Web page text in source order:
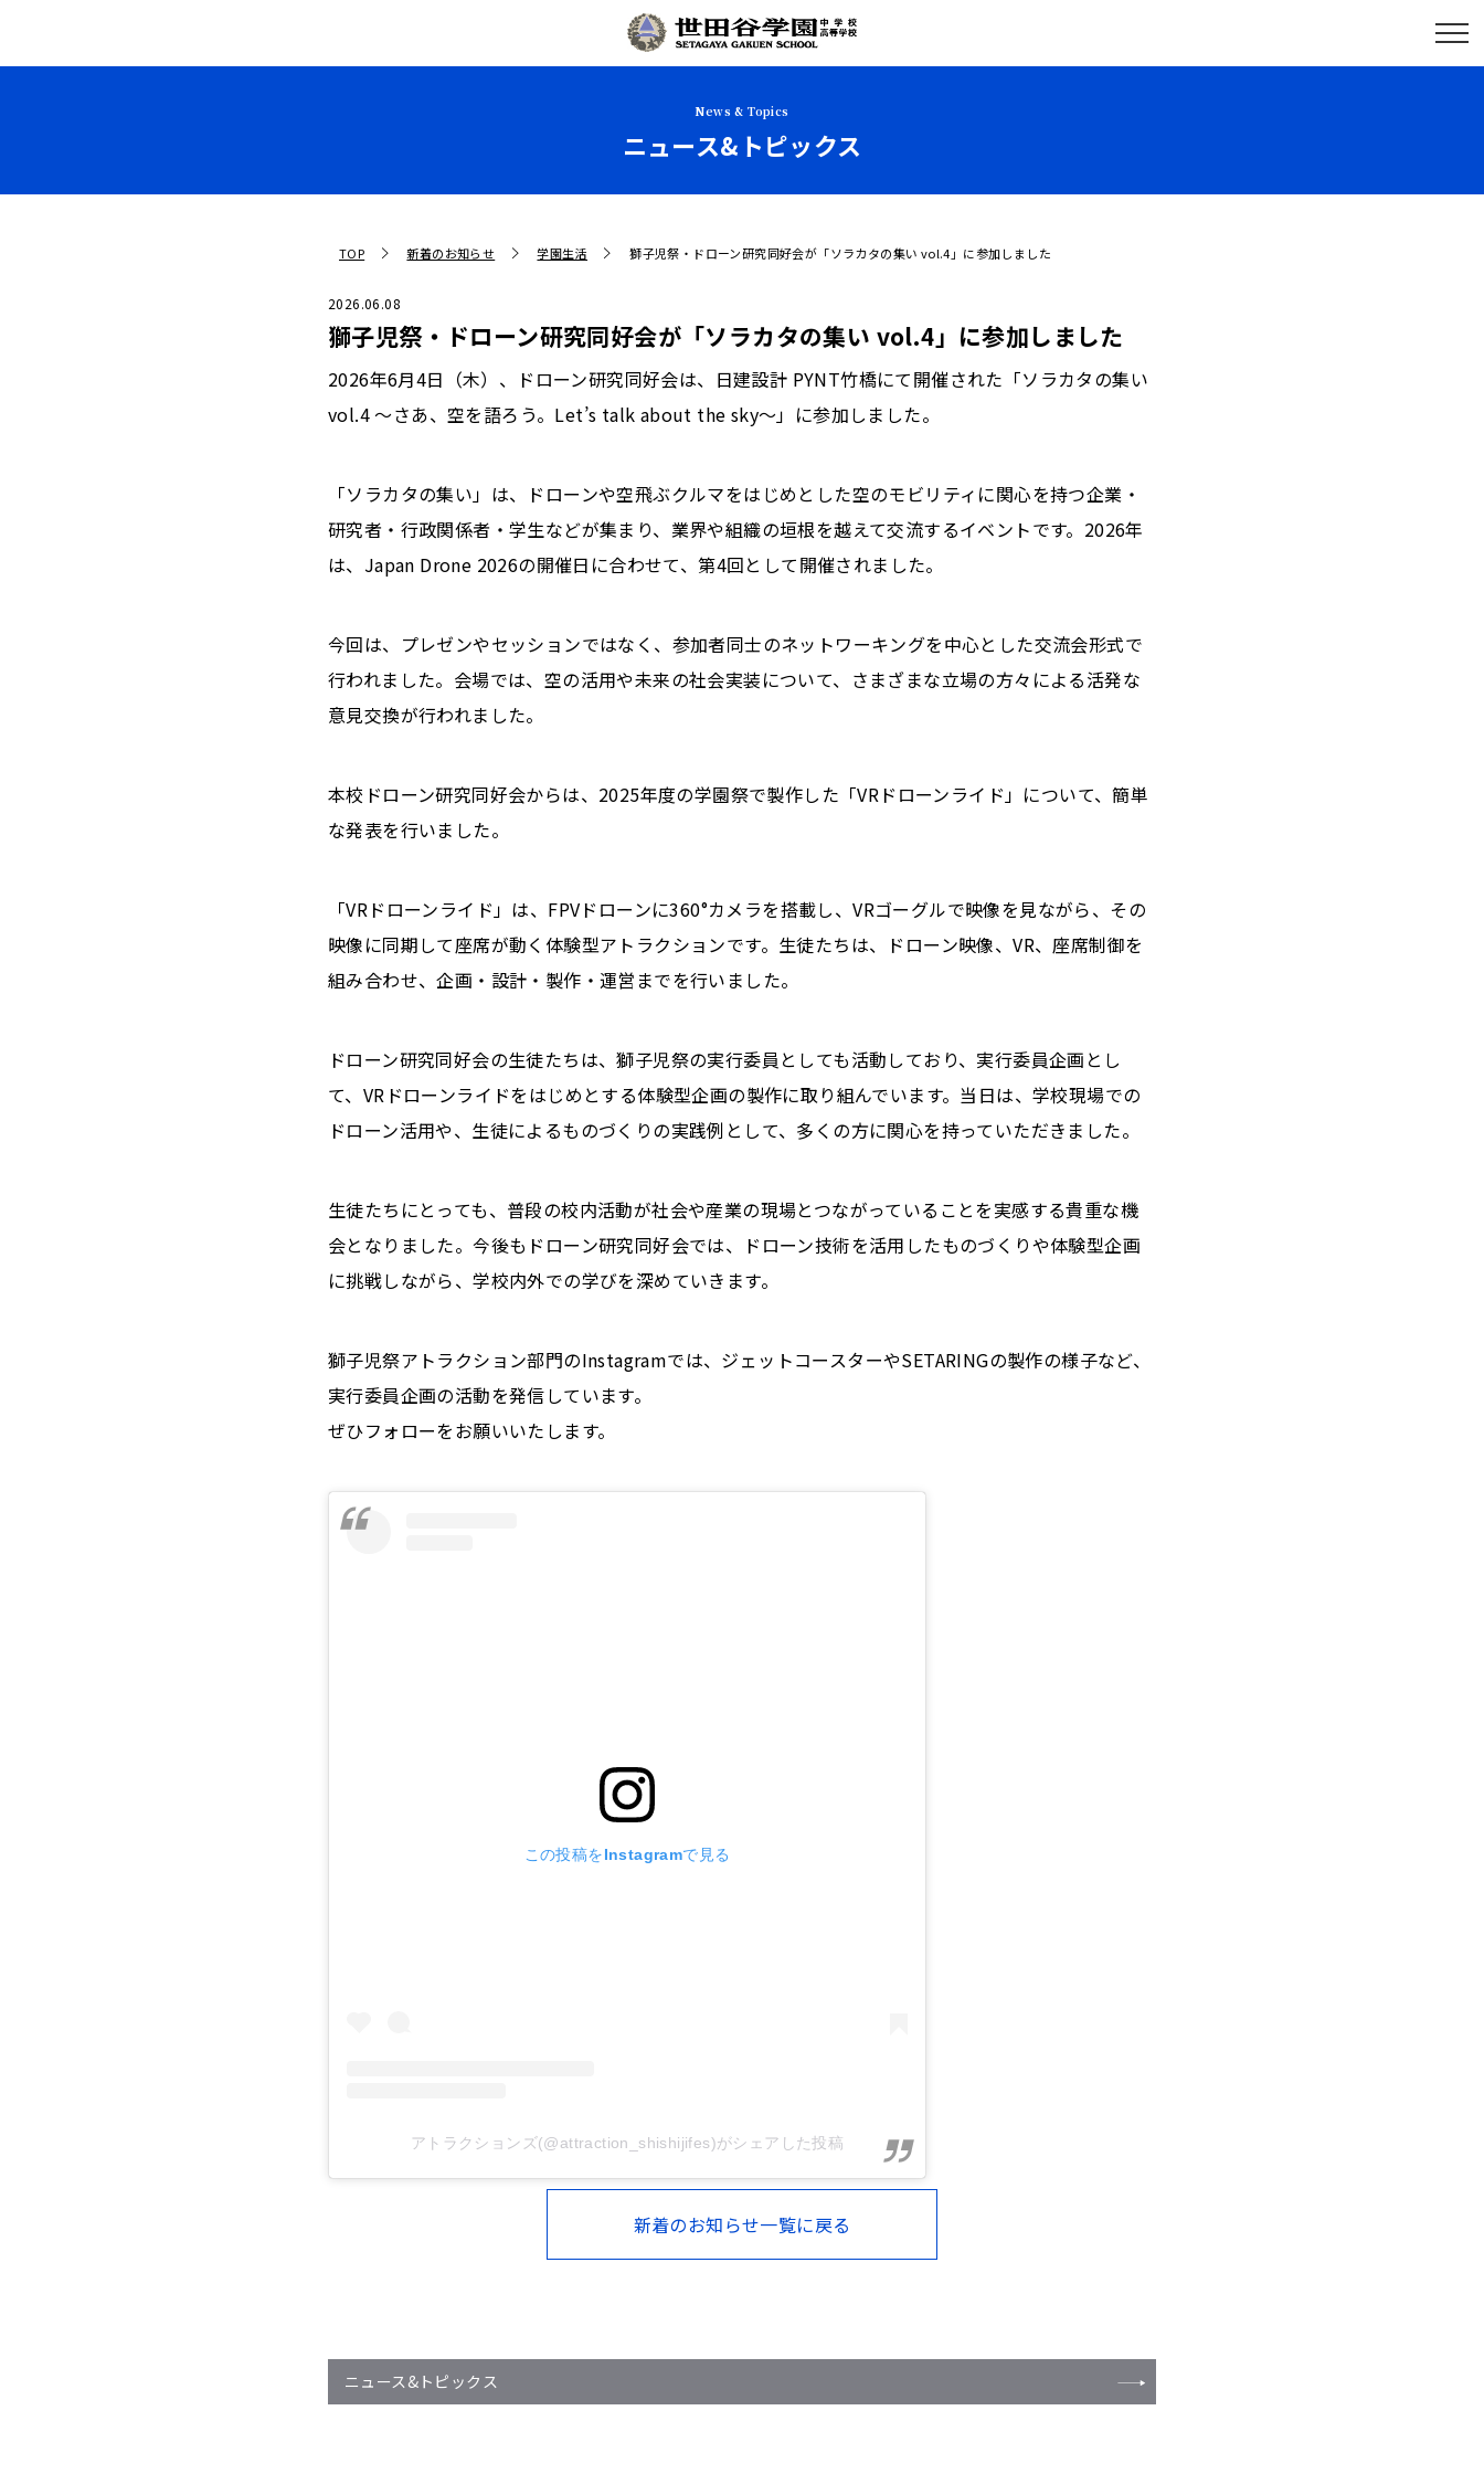
News & Topics
ニュース&トピックス
TOP 新着のお知らせ 学園生活 獅子児祭・ドローン研究同好会が「ソラカタの集い vol.4」に参加しました
2026.06.08
獅子児祭・ドローン研究同好会が「ソラカタの集い vol.4」に参加しました
2026年6月4日（木）、ドローン研究同好会は、日建設計 PYNT竹橋にて開催された「ソラカタの集い
vol.4 ～さあ、空を語ろう。Let’s talk about the sky～」に参加しました。
「ソラカタの集い」は、ドローンや空飛ぶクルマをはじめとした空のモビリティに関心を持つ企業・
研究者・行政関係者・学生などが集まり、業界や組織の垣根を越えて交流するイベントです。2026年
は、Japan Drone 2026の開催日に合わせて、第4回として開催されました。
今回は、プレゼンやセッションではなく、参加者同士のネットワーキングを中心とした交流会形式で
行われました。会場では、空の活用や未来の社会実装について、さまざまな立場の方々による活発な
意見交換が行われました。
本校ドローン研究同好会からは、2025年度の学園祭で製作した「VRドローンライド」について、簡単
な発表を行いました。
「VRドローンライド」は、FPVドローンに360°カメラを搭載し、VRゴーグルで映像を見ながら、その
映像に同期して座席が動く体験型アトラクションです。生徒たちは、ドローン映像、VR、座席制御を
組み合わせ、企画・設計・製作・運営までを行いました。
ドローン研究同好会の生徒たちは、獅子児祭の実行委員としても活動しており、実行委員企画とし
て、VRドローンライドをはじめとする体験型企画の製作に取り組んでいます。当日は、学校現場での
ドローン活用や、生徒によるものづくりの実践例として、多くの方に関心を持っていただきました。
生徒たちにとっても、普段の校内活動が社会や産業の現場とつながっていることを実感する貴重な機
会となりました。今後もドローン研究同好会では、ドローン技術を活用したものづくりや体験型企画
に挑戦しながら、学校内外での学びを深めていきます。
獅子児祭アトラクション部門のInstagramでは、ジェットコースターやSETARINGの製作の様子など、
実行委員企画の活動を発信しています。
ぜひフォローをお願いいたします。
この投稿をInstagramで見る
アトラクションズ(@attraction_shishijifes)がシェアした投稿
新着のお知らせ一覧に戻る
ニュース&トピックス